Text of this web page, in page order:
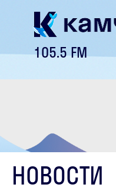
105.5 FM
НОВОСТИ